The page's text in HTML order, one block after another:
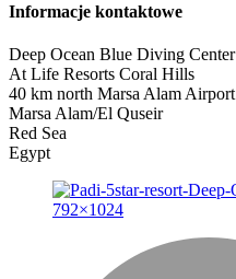
Informacje kontaktowe
Deep Ocean Blue Diving Center
At Life Resorts Coral Hills
40 km north Marsa Alam Airport
Marsa Alam/El Quseir
Red Sea
Egypt